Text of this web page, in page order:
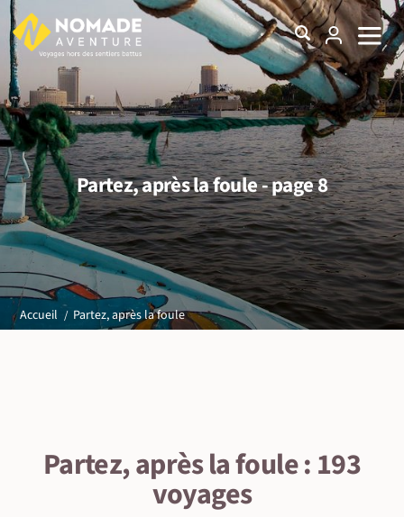
Partez, après la foule - page 8
Accueil Partez, après la foule
Partez, après la foule : 193
voyages